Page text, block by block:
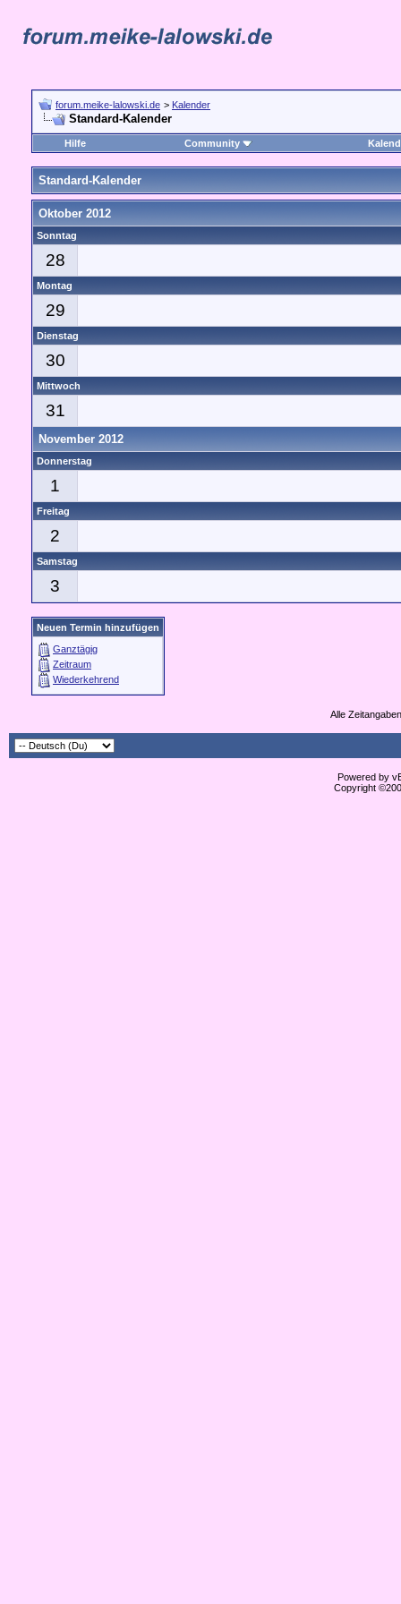
forum.meike-lalowski.de > Kalender
Standard-Kalender
Hilfe Community
Standard-Kalender
Oktober 2012
Sonntag
28
Montag
29
Dienstag
30
Mittwoch
31
November 2012
Donnerstag
1
Freitag
2
Samstag
3
Neuen Termin hinzufügen
Ganztägig
Zeitraum
Wiederkehrend
Alle
Powered by
Copyright